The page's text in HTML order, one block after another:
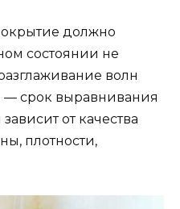
должно
состоянии не
волн
— срок выравнивания
от качества
плотности,